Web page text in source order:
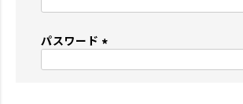
パスワード